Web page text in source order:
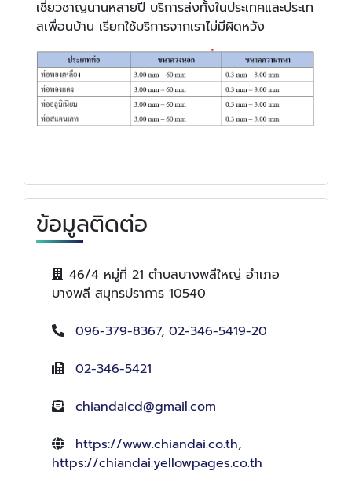
เชี่ยวชาญนานหลายปี บริการส่งทั้งในประเทศและประเท
สเพื่อนบ้าน เรียกใช้บริการจากเราไม่มีผิดหวัง
ข้อมูลติดต่อ
46/4 หมู่ที่ 21 ตำบลบางพลีใหญ่ อำเภอ
บางพลี สมุทรปราการ 10540
096-379-8367, 02-346-5419-20
02-346-5421
chiandaicd@gmail.com
https://www.chiandai.co.th,
https://chiandai.yellowpages.co.th